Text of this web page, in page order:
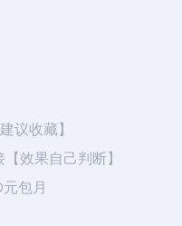
议收藏】
效果自己判断】
包月